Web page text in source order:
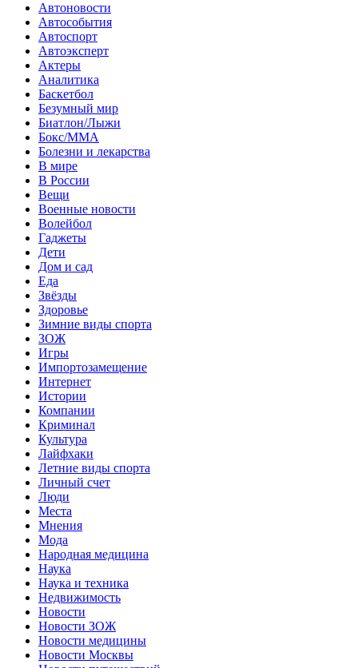
Автоновости
Автособытия
Автоспорт
Автоэксперт
Актеры
Аналитика
Баскетбол
Безумный мир
Биатлон/Лыжи
Бокс/MMA
Болезни и лекарства
В мире
В России
Вещи
Военные новости
Волейбол
Гаджеты
Дети
Дом и сад
Еда
Звёзды
Здоровье
Зимние виды спорта
ЗОЖ
Игры
Импортозамещение
Интернет
Истории
Компании
Криминал
Культура
Лайфхаки
Летние виды спорта
Личный счет
Люди
Места
Мнения
Мода
Народная медицина
Наука
Наука и техника
Недвижимость
Новости
Новости ЗОЖ
Новости медицины
Новости Москвы